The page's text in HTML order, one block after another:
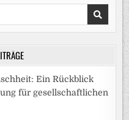
Ein Rückblick
für gesellschaftlichen